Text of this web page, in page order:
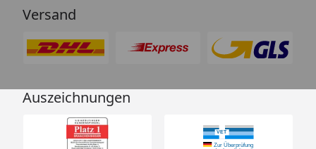
Versand
Auszeichnungen